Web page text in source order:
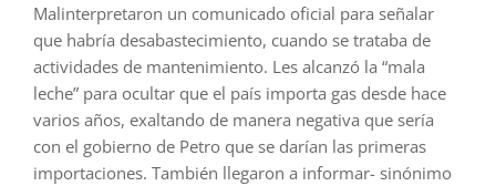
Malinterpretaron un comunicado oficial para señalar
que habría desabastecimiento, cuando se trataba de
actividades de mantenimiento. Les alcanzó la “mala
leche” para ocultar que el país importa gas desde hace
varios años, exaltando de manera negativa que sería
con el gobierno de Petro que se darían las primeras
importaciones. También llegaron a informar- sinónimo